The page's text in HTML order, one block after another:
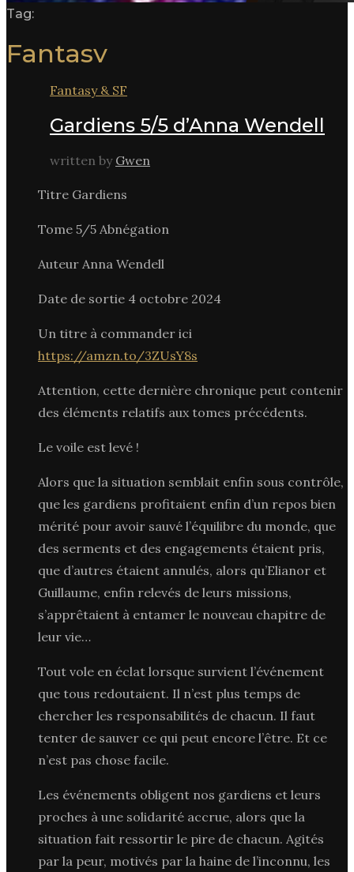
Tag:
Fantasy
Fantasy & SF
Gardiens 5/5 d’Anna Wendell
written by Gwen
Titre Gardiens
Tome 5/5 Abnégation
Auteur Anna Wendell
Date de sortie 4 octobre 2024
Un titre à commander ici
https://amzn.to/3ZUsY8s
Attention, cette dernière chronique peut contenir
des éléments relatifs aux tomes précédents.
Le voile est levé !
Alors que la situation semblait enfin sous contrôle,
que les gardiens profitaient enfin d’un repos bien
mérité pour avoir sauvé l’équilibre du monde, que
des serments et des engagements étaient pris,
que d’autres étaient annulés, alors qu’Elianor et
Guillaume, enfin relevés de leurs missions,
s’apprêtaient à entamer le nouveau chapitre de
leur vie…
Tout vole en éclat lorsque survient l’événement
que tous redoutaient. Il n’est plus temps de
chercher les responsabilités de chacun. Il faut
tenter de sauver ce qui peut encore l’être. Et ce
n’est pas chose facile.
Les événements obligent nos gardiens et leurs
proches à une solidarité accrue, alors que la
situation fait ressortir le pire de chacun. Agités
par la peur, motivés par la haine de l’inconnu, les